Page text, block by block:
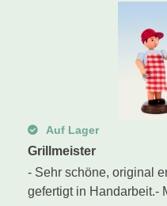
Auf Lager
Grillmeister
- Sehr schöne, original
gefertigt in Handarbeit.-